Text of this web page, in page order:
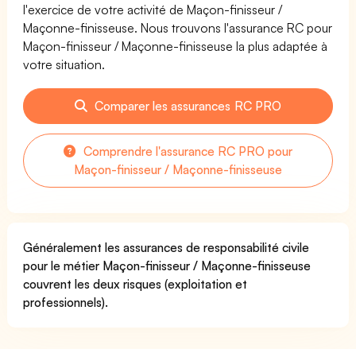
l'exercice de votre activité de Maçon-finisseur /
Maçonne-finisseuse. Nous trouvons l'assurance RC pour
Maçon-finisseur / Maçonne-finisseuse la plus adaptée à
votre situation.
Comparer les assurances RC PRO
Comprendre l'assurance RC PRO pour
Maçon-finisseur / Maçonne-finisseuse
Généralement les assurances de responsabilité civile
pour le métier Maçon-finisseur / Maçonne-finisseuse
couvrent les deux risques (exploitation et
professionnels).